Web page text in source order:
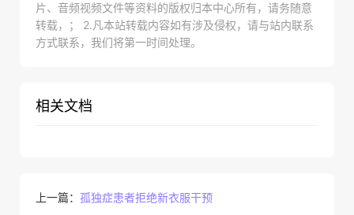
片、音频视频文件等资料的版权归本中心所有，请务随意
转载，； 2.凡本站转载内容如有涉及侵权，请与站内联系
方式联系，我们将第一时间处理。
相关文档
上一篇： 孤独症患者拒绝新衣服干预